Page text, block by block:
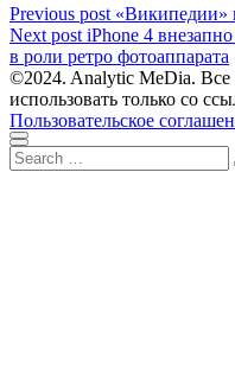
Навигация
по
записям
Previous post Previous
post:
«Википедии»
Next post Next
post:
iPhone 4
в роли ретро фотоаппарата
©2024. Analytic MeDia. Все
использовать только со
Пользовательское
Scroll
to
Close
Search
for: